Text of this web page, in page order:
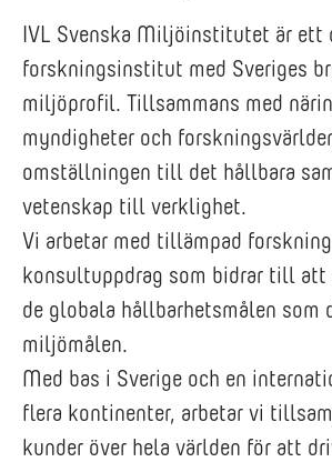
IVL Svenska Miljöinstitutet är ett
forskningsinstitut med Sveriges
miljöprofil. Tillsammans med
myndigheter och
omställningen till det hållbara
vetenskap till verklighet.
Vi arbetar med tillämpad
konsultuppdrag som bidrar till
de globala hållbarhetsmålen som
miljömålen.
Med bas i Sverige och en
flera kontinenter, arbetar vi
kunder över hela världen för att